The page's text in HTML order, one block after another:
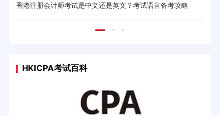
香港注册会计师考试是中文还是英文？考试语言备考攻略
HKICPA考试百科